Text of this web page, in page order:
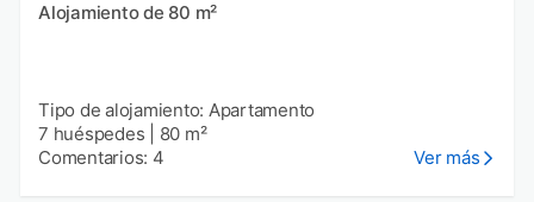
Alojamiento de 80 m²
Tipo de alojamiento: Apartamento
7 huéspedes
80 m²
Comentarios: 4
Ver más